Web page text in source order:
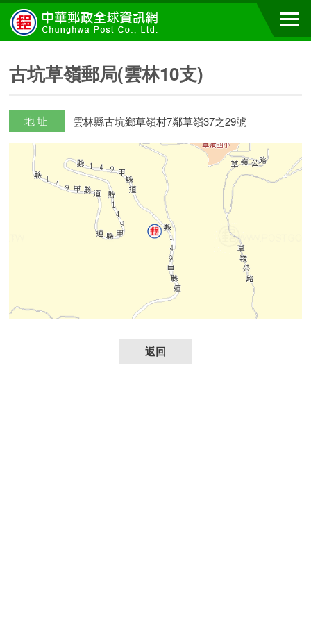
古坑草嶺郵局(雲林10支)
地址 雲林縣古坑鄉草嶺村7鄰草嶺37之29號